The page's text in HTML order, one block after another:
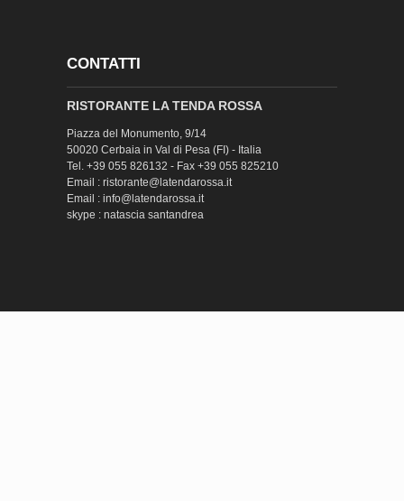
CONTATTI
RISTORANTE LA TENDA ROSSA
Piazza del Monumento, 9/14
50020 Cerbaia in Val di Pesa (FI) - Italia
Tel. +39 055 826132 - Fax +39 055 825210
Email : ristorante@latendarossa.it
Email : info@latendarossa.it
skype : natascia santandrea